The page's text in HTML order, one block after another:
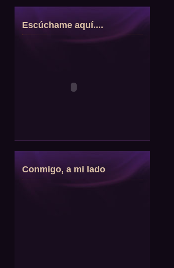
Escúchame aquí....
Conmigo, a mi lado